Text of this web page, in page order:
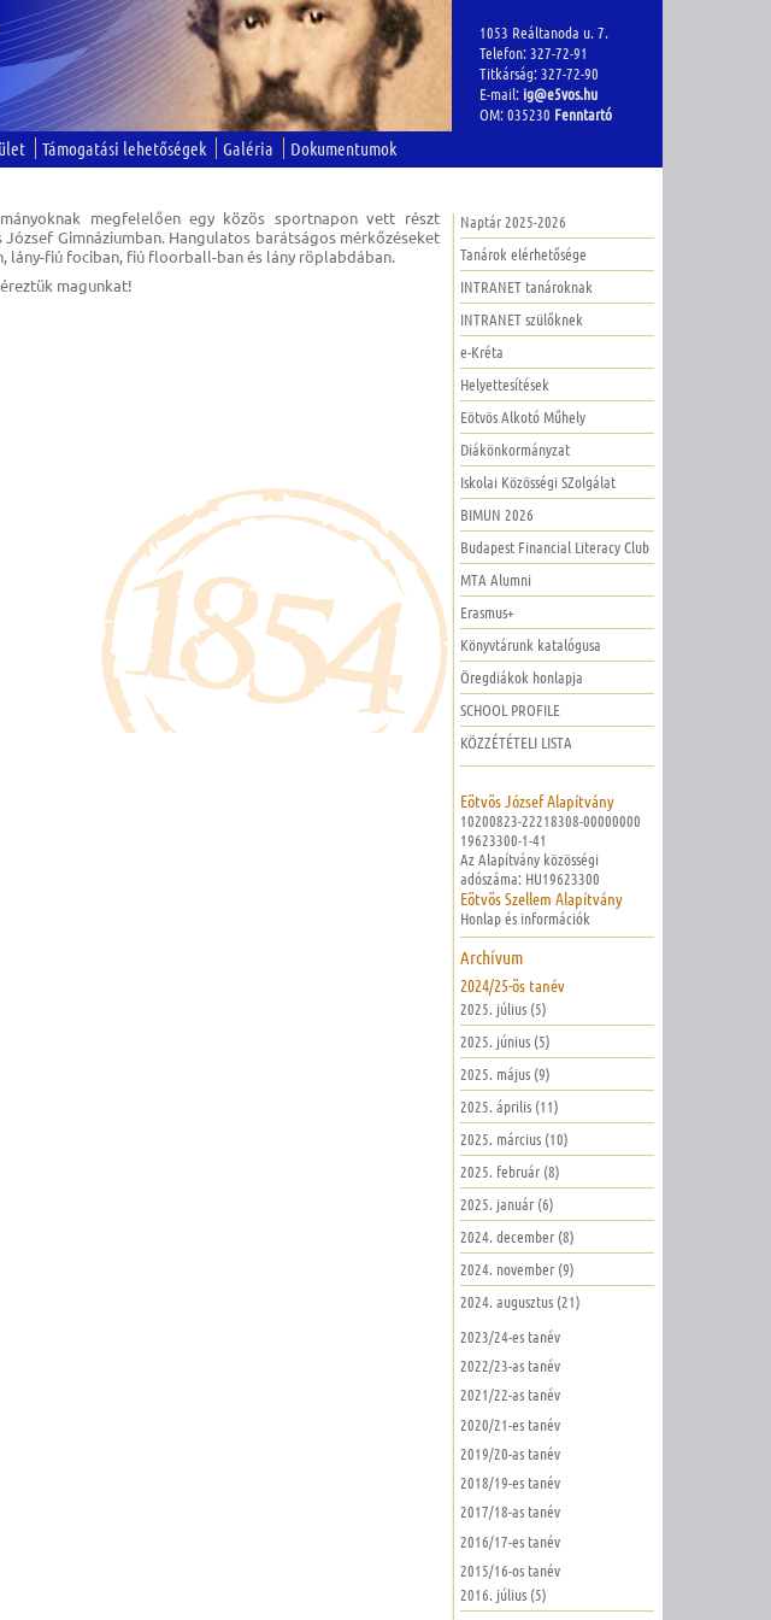
1053 Reáltanoda u. 7.
Telefon: 327-72-91
Titkárság: 327-72-90
E-mail: ig@e5vos.hu
OM: 035230 Fenntartó
Támogatási lehetőségek Galéria Dokumentumok
megfelelően egy közös sportnapon vett részt
Gimnáziumban. Hangulatos barátságos mérkőzéseket
lány-fiú fociban, fiú floorball-ban és lány röplabdában.
magunkat!
Naptár 2025-2026
Tanárok elérhetősége
INTRANET tanároknak
INTRANET szülőknek
e-Kréta
Helyettesítések
Eötvös Alkotó Műhely
Diákönkormányzat
Iskolai Közösségi SZolgálat
BIMUN 2026
Budapest Financial Literacy Club
MTA Alumni
Erasmus+
Könyvtárunk katalógusa
Öregdiákok honlapja
SCHOOL PROFILE
KÖZZÉTÉTELI LISTA
Eötvös József Alapítvány
10200823-22218308-00000000
19623300-1-41
Az Alapítvány közösségi
adószáma: HU19623300
Eötvös Szellem Alapítvány
Honlap és információk
Archívum
2024/25-ös tanév
2025. július (5)
2025. június (5)
2025. május (9)
2025. április (11)
2025. március (10)
2025. február (8)
2025. január (6)
2024. december (8)
2024. november (9)
2024. augusztus (21)
2023/24-es tanév
2022/23-as tanév
2021/22-as tanév
2020/21-es tanév
2019/20-as tanév
2018/19-es tanév
2017/18-as tanév
2016/17-es tanév
2015/16-os tanév
2016. július (5)